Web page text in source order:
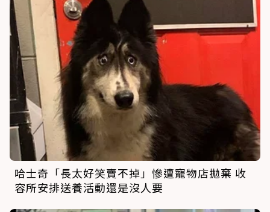
哈士奇「長太好笑賣不掉」慘遭寵物店拋棄 收
容所安排送養活動還是沒人要